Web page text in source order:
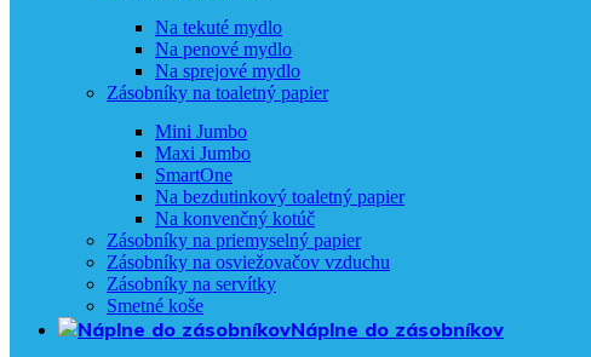
Na tekuté mydlo
Na penové mydlo
Na sprejové mydlo
Zásobníky na toaletný papier
Mini Jumbo
Maxi Jumbo
SmartOne
Na bezdutinkový toaletný papier
Na konvenčný kotúč
Zásobníky na priemyselný papier
Zásobníky na osviežovačov vzduchu
Zásobníky na servítky
Smetné koše
Náplne do zásobníkov